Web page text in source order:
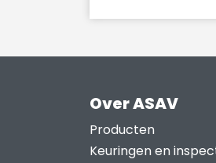
product
Deze
optie
kan
Over ASAV
Producten
Keuringen en